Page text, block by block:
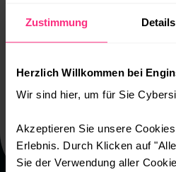
Zustimmung Details
Herzlich Willkommen bei
Wir sind hier, um für Sie
Akzeptieren Sie unsere
Erlebnis. Durch Klicken auf
Sie der Verwendung aller
MACHEN SIE IT-SECURITY
wissen, desto sicherer
nachhaltig gestalten. Unser
wichtigen Grundpfeiler
beinhaltet jedoch mehr als
Patchmanagement.